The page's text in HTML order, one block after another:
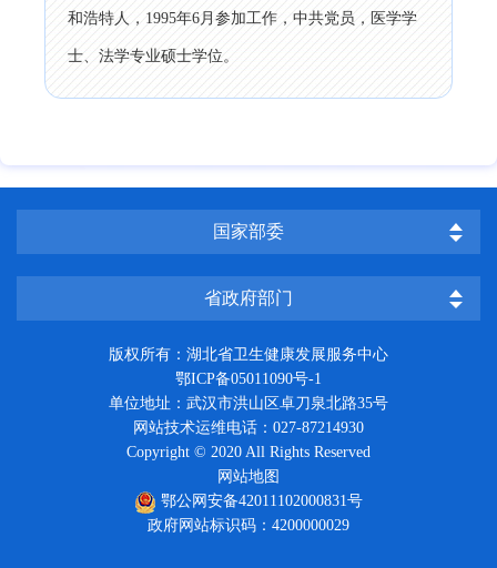
和浩特人，1995年6月参加工作，中共党员，医学学
士、法学专业硕士学位。
国家部委
省政府部门
版权所有：湖北省卫生健康发展服务中心
鄂ICP备05011090号-1
单位地址：武汉市洪山区卓刀泉北路35号
网站技术运维电话：027-87214930
Copyright © 2020 All Rights Reserved
网站地图
鄂公网安备42011102000831号
政府网站标识码：4200000029